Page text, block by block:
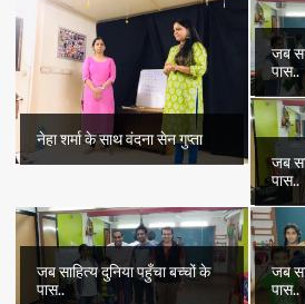
नेहा शर्मा के साथ वंदना सेन गुप्ता
जब
पास..
जब
पास..
जब साहित्य दुनिया पहुँचा बच्चों के
पास..
जब
पास..